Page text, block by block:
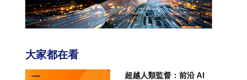
大家都在看
超越人類監督：前沿 AI